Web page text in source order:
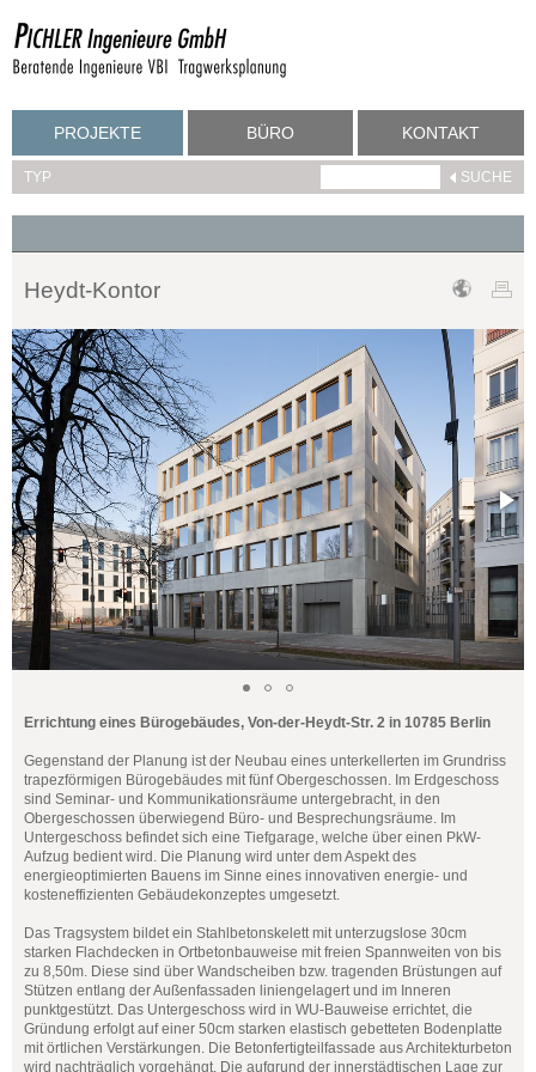
PROJEKTE BÜRO KONTAKT
TYP
Heydt-Kontor
Errichtung eines Bürogebäudes, Von-der-Heydt-Str. 2 in 10785 Berlin
Gegenstand der Planung ist der Neubau eines unterkellerten im Grundriss
trapezförmigen Bürogebäudes mit fünf Obergeschossen. Im Erdgeschoss
sind Seminar- und Kommunikationsräume untergebracht, in den
Obergeschossen überwiegend Büro- und Besprechungsräume. Im
Untergeschoss befindet sich eine Tiefgarage, welche über einen PkW-
Aufzug bedient wird. Die Planung wird unter dem Aspekt des
energieoptimierten Bauens im Sinne eines innovativen energie- und
kosteneffizienten Gebäudekonzeptes umgesetzt.
Das Tragsystem bildet ein Stahlbetonskelett mit unterzugslose 30cm
starken Flachdecken in Ortbetonbauweise mit freien Spannweiten von bis
zu 8,50m. Diese sind über Wandscheiben bzw. tragenden Brüstungen auf
Stützen entlang der Außenfassaden liniengelagert und im Inneren
punktgestützt. Das Untergeschoss wird in WU-Bauweise errichtet, die
Gründung erfolgt auf einer 50cm starken elastisch gebetteten Bodenplatte
mit örtlichen Verstärkungen. Die Betonfertigteilfassade aus Architekturbeton
wird nachträglich vorgehängt. Die aufgrund der innerstädtischen Lage zur